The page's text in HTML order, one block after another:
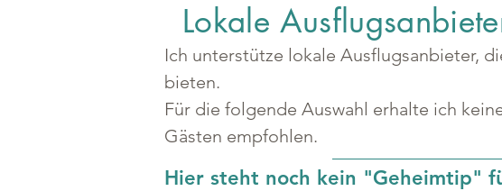
Lokale
Ich unterstütze lokale Ausflugsanbieter,
bieten.
Für die folgende Auswahl erhalte ich
Gästen empfohlen.
Hier steht noch kein "Geheimtip"